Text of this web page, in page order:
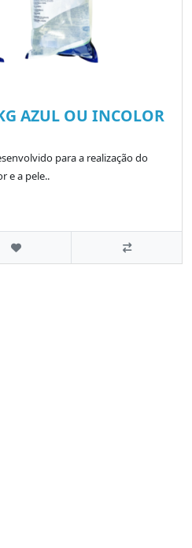
AZUL OU INCOLOR
para a realização do
e a pele..